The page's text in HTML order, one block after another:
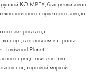
KOIMPEX, был реализован
паркетного завода
метров в год.
в основном в страны
Hardwood Planet.
представительства
под торговой маркой